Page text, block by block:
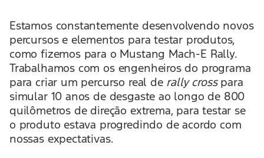
Estamos constantemente desenvolvendo novos
percursos e elementos para testar produtos,
como fizemos para o Mustang Mach-E Rally.
Trabalhamos com os engenheiros do programa
para criar um percurso real de rally crosspara
simular 10 anos de desgaste ao longo de 800
quilômetros de direção extrema, para testar se
o produto estava progredindo de acordo com
nossas expectativas.